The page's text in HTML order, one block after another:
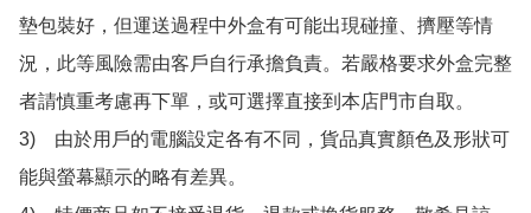
墊包裝好，但運送過程中外盒有可能出現碰撞、擠壓等情
況，此等風險需由客戶自行承擔負責。若嚴格要求外盒完整
者請慎重考慮再下單，或可選擇直接到本店門市自取。
3)　由於用戶的電腦設定各有不同，貨品真實顏色及形狀可
能與螢幕顯示的略有差異。